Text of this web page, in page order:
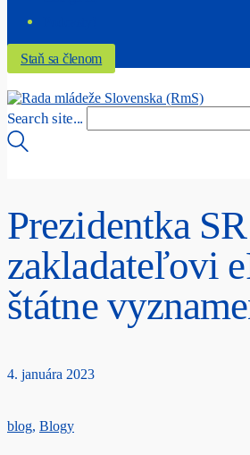
Staň sa členom
Search site...
Prezidentka
zakladateľovi
štátne
4. januára 2023
blog, Blogy